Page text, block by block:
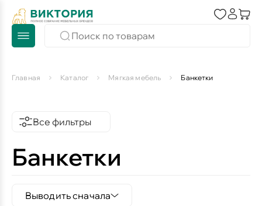
Главная Каталог Мягкая мебель Банкетки
Все фильтры
Банкетки
Выводить сначала